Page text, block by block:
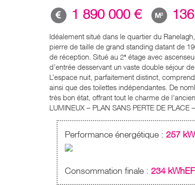
1 890 000 €
Idéalement situé dans le quartier du
pierre de taille de grand standing datant de
de réception. Situé au 2ᵉ étage avec
d’entrée desservant un vaste double séjour
L’espace nuit, parfaitement distinct,
ainsi que des toilettes indépendantes. De
très bon état, offrant tout le charme de
LUMINEUX – PLAN SANS PERTE DE PLACE
Performance énergétique : 257
Consommation finale : 234